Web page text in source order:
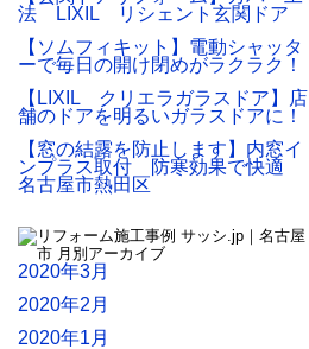
法 LIXIL リシェント玄関ドア
【ソムフィキット】電動シャッタ
ーで毎日の開け閉めがラクラク！
【LIXIL クリエラガラスドア】店
舗のドアを明るいガラスドアに！
【窓の結露を防止します】内窓イ
ンプラス取付 防寒効果で快適
名古屋市熱田区
2020年3月
2020年2月
2020年1月